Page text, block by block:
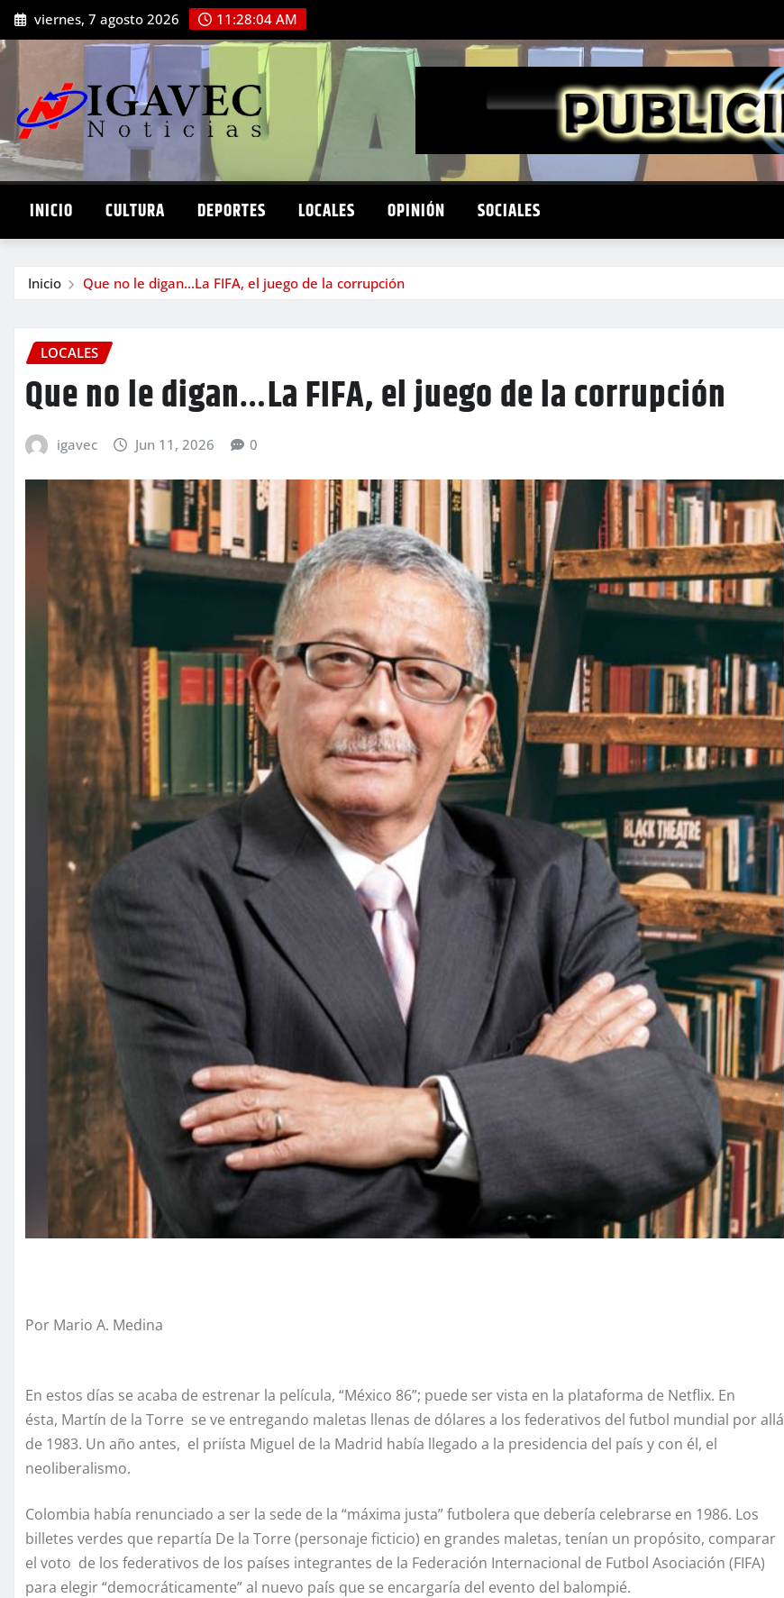
Saltar
al
contenido
viernes, 7 agosto 2026 11:28:06 AM
INICIO CULTURA DEPORTES LOCALES OPINIÓN SOCIALES
Inicio Que no le digan…La FIFA, el juego de la corrupción
LOCALES
Que no le digan…La FIFA, el juego de la corrupción
igavec Jun 11, 2026 0
Por Mario A. Medina ​
En estos días se acaba de estrenar la película, “México 86”; puede ser vista en la plataforma de Netflix. En
ésta, Martín de la Torre se ve entregando maletas llenas de dólares a los federativos del futbol mundial por allá
de 1983. Un año antes, el priísta Miguel de la Madrid había llegado a la presidencia del país y con él, el
neoliberalismo.
Colombia había renunciado a ser la sede de la “máxima justa” futbolera que debería celebrarse en 1986. Los
billetes verdes que repartía De la Torre (personaje ficticio) en grandes maletas, tenían un propósito, comparar
el voto de los federativos de los países integrantes de la Federación Internacional de Futbol Asociación (FIFA)
para elegir “democráticamente” al nuevo país que se encargaría del evento del balompié.